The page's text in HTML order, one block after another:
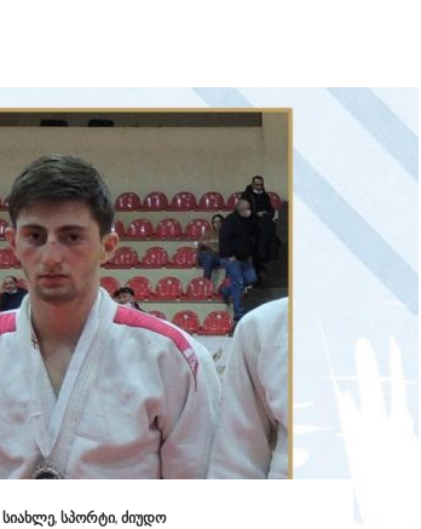
ᲡᲘᲐᲮᲚᲔ, ᲡᲞᲝᲠᲢᲘ, ᲫᲘᲣᲓᲝ